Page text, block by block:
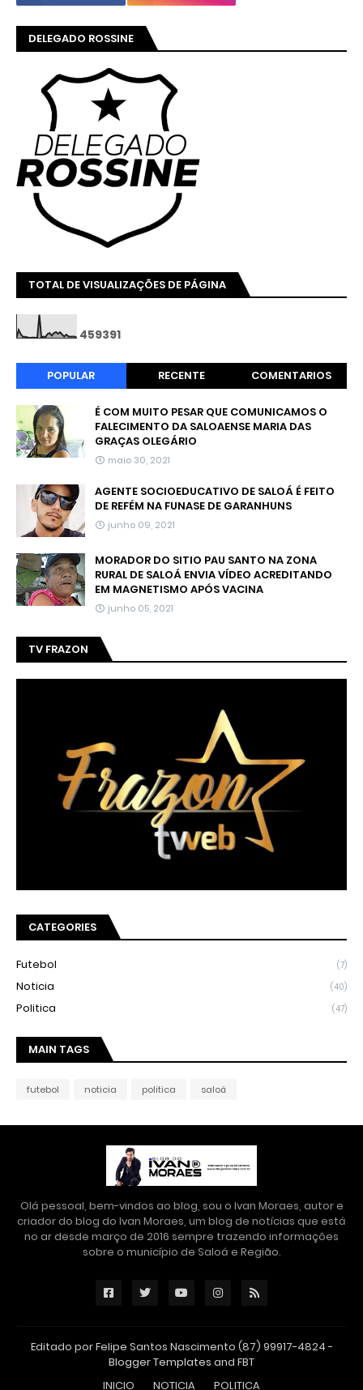
DELEGADO ROSSINE
TOTAL DE VISUALIZAÇÕES DE PÁGINA
459391
POPULAR RECENTE COMENTARIOS
É COM MUITO PESAR QUE COMUNICAMOS O
FALECIMENTO DA SALOAENSE MARIA DAS
GRAÇAS OLEGÁRIO
maio 30, 2021
AGENTE SOCIOEDUCATIVO DE SALOÁ É FEITO
DE REFÉM NA FUNASE DE GARANHUNS
junho 09, 2021
MORADOR DO SITIO PAU SANTO NA ZONA
RURAL DE SALOÁ ENVIA VÍDEO ACREDITANDO
EM MAGNETISMO APÓS VACINA
junho 05, 2021
TV FRAZON
CATEGORIES
Futebol (7)
Noticia (40)
Politica (47)
MAIN TAGS
futebol noticia politica saloá
Olá pessoal, bem-vindos ao blog, sou o Ivan Moraes, autor e
criador do blog do Ivan Moraes, um blog de notícias que está
no ar desde março de 2016 sempre trazendo informações
sobre o município de Saloá e Região.
Editado por Felipe Santos Nascimento (87) 99917-4824 -
Blogger Templates and FBT
INICIO
NOTICIA POLITICA